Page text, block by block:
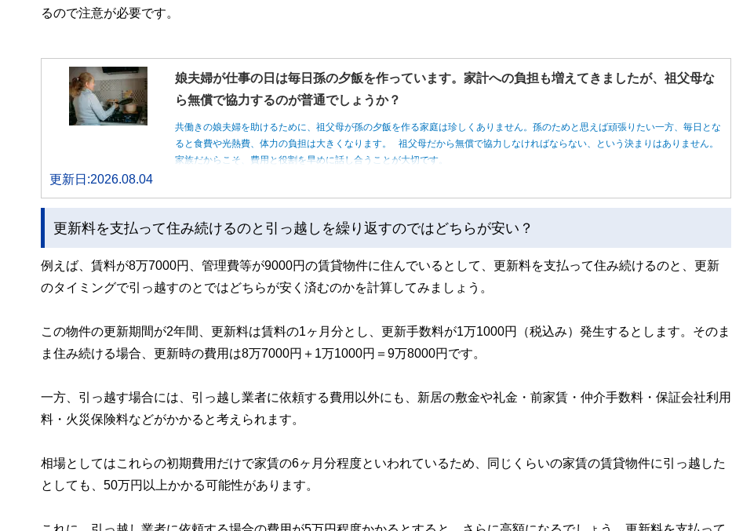
るので注意が必要です。
娘夫婦が仕事の日は毎日孫の夕飯を作っています。家計への負担も増えてきましたが、祖父母な
ら無償で協力するのが普通でしょうか？
共働きの娘夫婦を助けるために、祖父母が孫の夕飯を作る家庭は珍しくありません。孫のためと思えば頑張りたい一方、毎日とな
ると食費や光熱費、体力の負担は大きくなります。 祖父母だから無償で協力しなければならない、という決まりはありません。
家族だからこそ、費用と役割を早めに話し合うことが大切です。
更新日:2026.08.04
更新料を支払って住み続けるのと引っ越しを繰り返すのではどちらが安い？
例えば、賃料が8万7000円、管理費等が9000円の賃貸物件に住んでいるとして、更新料を支払って住み続けるのと、更新
のタイミングで引っ越すのとではどちらが安く済むのかを計算してみましょう。
この物件の更新期間が2年間、更新料は賃料の1ヶ月分とし、更新手数料が1万1000円（税込み）発生するとします。そのま
ま住み続ける場合、更新時の費用は8万7000円＋1万1000円＝9万8000円です。
一方、引っ越す場合には、引っ越し業者に依頼する費用以外にも、新居の敷金や礼金・前家賃・仲介手数料・保証会社利用
料・火災保険料などがかかると考えられます。
相場としてはこれらの初期費用だけで家賃の6ヶ月分程度といわれているため、同じくらいの家賃の賃貸物件に引っ越した
としても、50万円以上かかる可能性があります。